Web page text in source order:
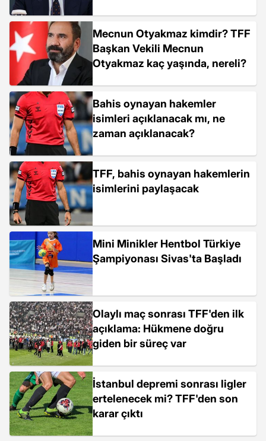
Mecnun Otyakmaz kimdir? TFF
Başkan Vekili Mecnun
Otyakmaz kaç yaşında, nereli?
Bahis oynayan hakemler
isimleri açıklanacak mı, ne
zaman açıklanacak?
TFF, bahis oynayan hakemlerin
isimlerini paylaşacak
Mini Minikler Hentbol Türkiye
Şampiyonası Sivas'ta Başladı
Olaylı maç sonrası TFF'den ilk
açıklama: Hükmene doğru
giden bir süreç var
İstanbul depremi sonrası ligler
ertelenecek mi? TFF'den son
karar çıktı